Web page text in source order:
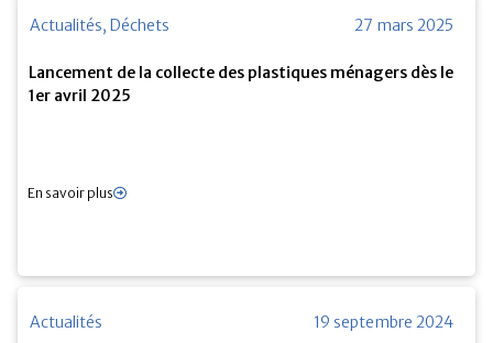
Actualités, Déchets 27 mars 2025
Lancement de la collecte des plastiques ménagers dès le
1er avril 2025
En savoir plus
Actualités 19 septembre 2024